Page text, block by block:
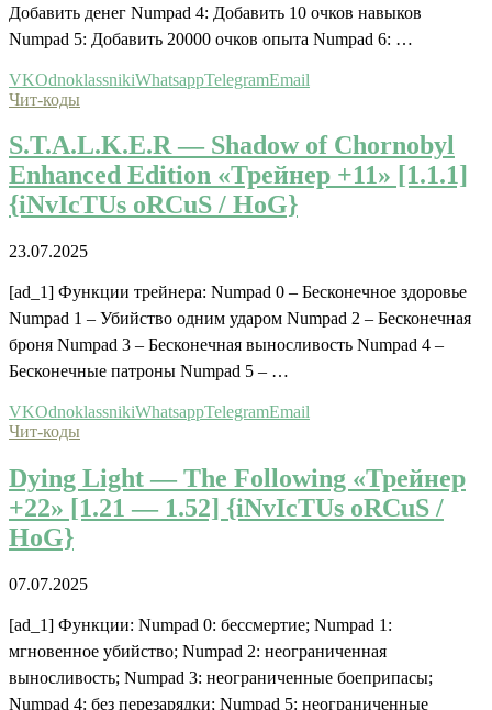
Добавить денег Numpad 4: Добавить 10 очков навыков
Numpad 5: Добавить 20000 очков опыта Numpad 6: …
VKOdnoklassnikiWhatsappTelegramEmail
Чит-коды
S.T.A.L.K.E.R — Shadow of Chornobyl
Enhanced Edition «Трейнер +11» [1.1.1]
{iNvIcTUs oRCuS / HoG}
23.07.2025
[ad_1] Функции трейнера: Numpad 0 – Бесконечное здоровье
Numpad 1 – Убийство одним ударом Numpad 2 – Бесконечная
броня Numpad 3 – Бесконечная выносливость Numpad 4 –
Бесконечные патроны Numpad 5 – …
VKOdnoklassnikiWhatsappTelegramEmail
Чит-коды
Dying Light — The Following «Трейнер
+22» [1.21 — 1.52] {iNvIcTUs oRCuS /
HoG}
07.07.2025
[ad_1] Функции: Numpad 0: бессмертие; Numpad 1:
мгновенное убийство; Numpad 2: неограниченная
выносливость; Numpad 3: неограниченные боеприпасы;
Numpad 4: без перезарядки; Numpad 5: неограниченные